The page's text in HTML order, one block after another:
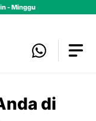
- Minggu
di